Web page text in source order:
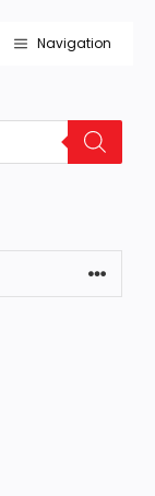
Navigation